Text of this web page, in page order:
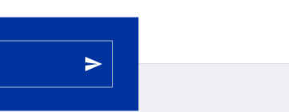
send